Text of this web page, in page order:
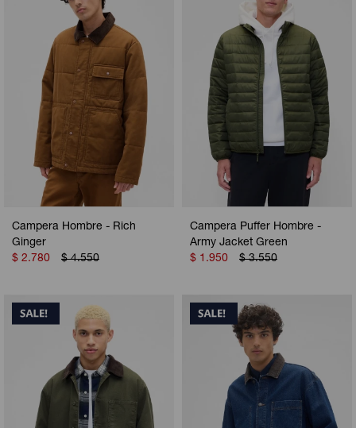
Campera Hombre - Rich
Ginger
$ 2.780 $ 4.550
Campera Puffer Hombre -
Army Jacket Green
$ 1.950 $ 3.550
Camperas
Musculosas
Shorts
Vestidos y polleras
Pijamas
Calzas
Camperas
Chalecos
Shorts
Ropa interior
Polos
Camperas
Chalecos
Ropa interior
Pijamas
Camperas
Pijamas
Sets